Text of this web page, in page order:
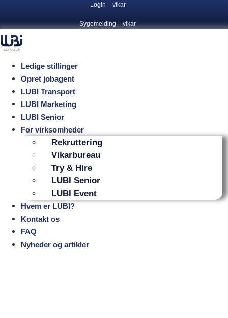
indhold
Login – vikar
Sygemelding – vikar
Ledige stillinger
Opret jobagent
LUBI Transport
LUBI Marketing
LUBI Senior
For virksomheder
Rekruttering
Vikarbureau
Try & Hire
LUBI Senior
LUBI Event
Hvem er LUBI?
Kontakt os
FAQ
Nyheder og artikler